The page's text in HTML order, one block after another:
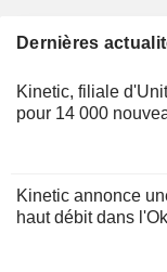
Dernières
Kinetic, filiale
pour 14 000
Kinetic annonce
haut débit dans